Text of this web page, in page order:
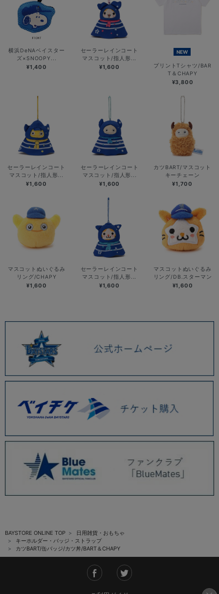
横浜DeNAベイスター
ズ×SNOOPY...
¥1,400
セーラーレインコート
マスコット/指人形...
¥1,600
NEW
プリントTシャツ/BAR
T＆CHAPY
¥3,800
セーラーレインコート
マスコット/指人形...
¥1,600
セーラーレインコート
マスコット/指人形...
¥1,600
カツBART/マスコット
キーチェーン
¥1,700
マスコットぬいぐるみ
リング/CHAPY
¥1,600
セーラーレインコート
マスコット/指人形...
¥1,600
マスコットぬいぐるみ
リング/DB.スターマン
¥1,600
BAYSTORE ONLINE TOP
日用雑貨・おもちゃ
キーホルダー・バッジ・ストラップ
カツBART/缶バッジ/カツ丼/BART＆CHAPY